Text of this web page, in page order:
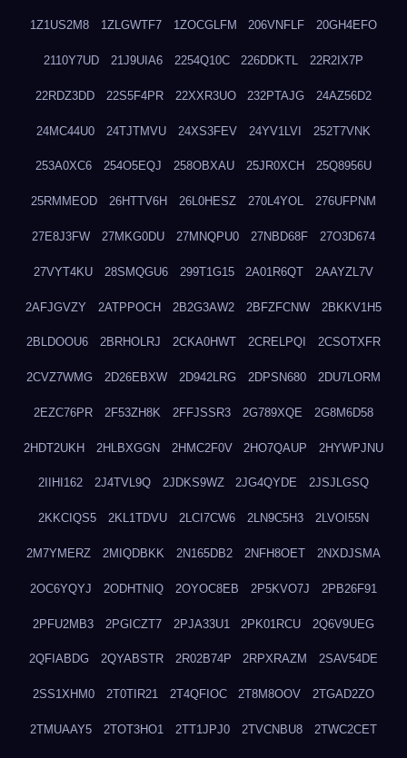
1Z1US2M8 1ZLGWTF7 1ZOCGLFM 206VNFLF 20GH4EFO
2110Y7UD 21J9UIA6 2254Q10C 226DDKTL 22R2IX7P
22RDZ3DD 22S5F4PR 22XXR3UO 232PTAJG 24AZ56D2
24MC44U0 24TJTMVU 24XS3FEV 24YV1LVI 252T7VNK
253A0XC6 254O5EQJ 258OBXAU 25JR0XCH 25Q8956U
25RMMEOD 26HTTV6H 26L0HESZ 270L4YOL 276UFPNM
27E8J3FW 27MKG0DU 27MNQPU0 27NBD68F 27O3D674
27VYT4KU 28SMQGU6 299T1G15 2A01R6QT 2AAYZL7V
2AFJGVZY 2ATPPOCH 2B2G3AW2 2BFZFCNW 2BKKV1H5
2BLDOOU6 2BRHOLRJ 2CKA0HWT 2CRELPQI 2CSOTXFR
2CVZ7WMG 2D26EBXW 2D942LRG 2DPSN680 2DU7LORM
2EZC76PR 2F53ZH8K 2FFJSSR3 2G789XQE 2G8M6D58
2HDT2UKH 2HLBXGGN 2HMC2F0V 2HO7QAUP 2HYWPJNU
2IIHI162 2J4TVL9Q 2JDKS9WZ 2JG4QYDE 2JSJLGSQ
2KKCIQS5 2KL1TDVU 2LCI7CW6 2LN9C5H3 2LVOI55N
2M7YMERZ 2MIQDBKK 2N165DB2 2NFH8OET 2NXDJSMA
2OC6YQYJ 2ODHTNIQ 2OYOC8EB 2P5KVO7J 2PB26F91
2PFU2MB3 2PGICZT7 2PJA33U1 2PK01RCU 2Q6V9UEG
2QFIABDG 2QYABSTR 2R02B74P 2RPXRAZM 2SAV54DE
2SS1XHM0 2T0TIR21 2T4QFIOC 2T8M8OOV 2TGAD2ZO
2TMUAAY5 2TOT3HO1 2TT1JPJ0 2TVCNBU8 2TWC2CET